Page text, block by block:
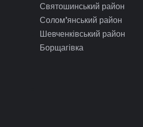
Святошинський район
Солом’янський район
Шевченківський район
Борщагівка